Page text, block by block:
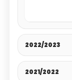
2022/2023
2021/2022